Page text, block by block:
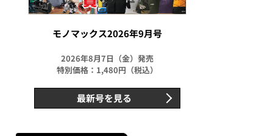
モノマックス2026年9月号
2026年8月7日（金）発売
特別価格：1,480円（税込）
最新号を見る